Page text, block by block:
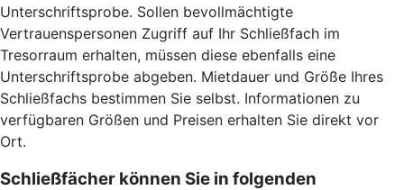
Unterschriftsprobe. Sollen bevollmächtigte
Vertrauenspersonen Zugriff auf Ihr Schließfach im
Tresorraum erhalten, müssen diese ebenfalls eine
Unterschriftsprobe abgeben. Mietdauer und Größe Ihres
Schließfachs bestimmen Sie selbst. Informationen zu
verfügbaren Größen und Preisen erhalten Sie direkt vor
Ort.
Schließfächer können Sie in folgenden